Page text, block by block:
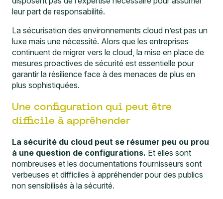
leur part de responsabilité.
La sécurisation des environnements cloud n’est pas un
luxe mais une nécessité. Alors que les entreprises
continuent de migrer vers le cloud, la mise en place de
mesures proactives de sécurité est essentielle pour
garantir la résilience face à des menaces de plus en
plus sophistiquées.
Une configuration qui peut être
difficile à appréhender
La sécurité du cloud peut se résumer peu ou prou
à une question de configurations. Et elles sont
nombreuses et les documentations fournisseurs sont
verbeuses et difficiles à appréhender pour des publics
non sensibilisés à la sécurité.